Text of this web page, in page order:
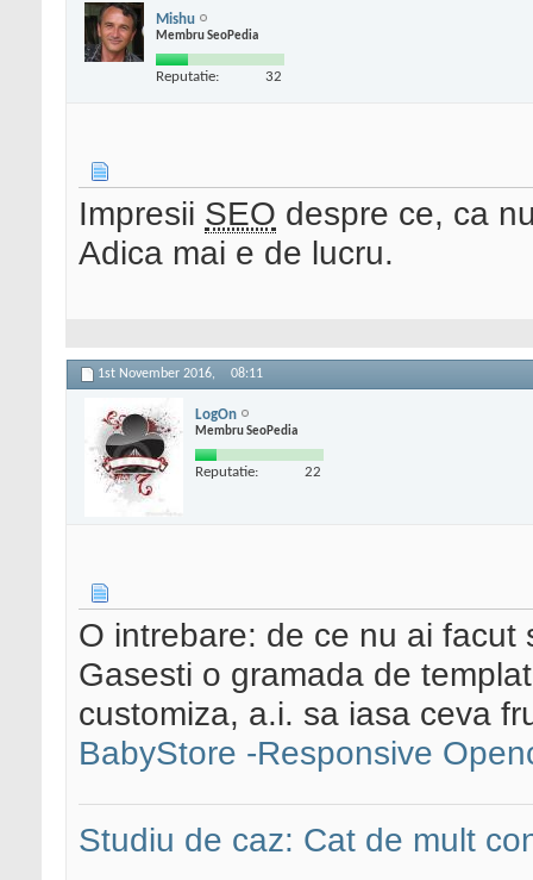
Mishu
Membru SeoPedia
Reputatie: 32
Impresii SEO despre ce, ca
Adica mai e de lucru.
1st November 2016, 08:11
LogOn
Membru SeoPedia
Reputatie: 22
O intrebare: de ce nu ai
Gasesti o gramada de
customiza, a.i. sa iasa ceva
BabyStore -Responsive
Studiu de caz: Cat de mult